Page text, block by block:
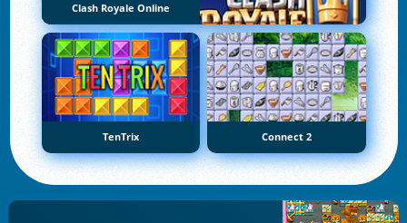
Clash Royale Online
TenTrix Connect 2